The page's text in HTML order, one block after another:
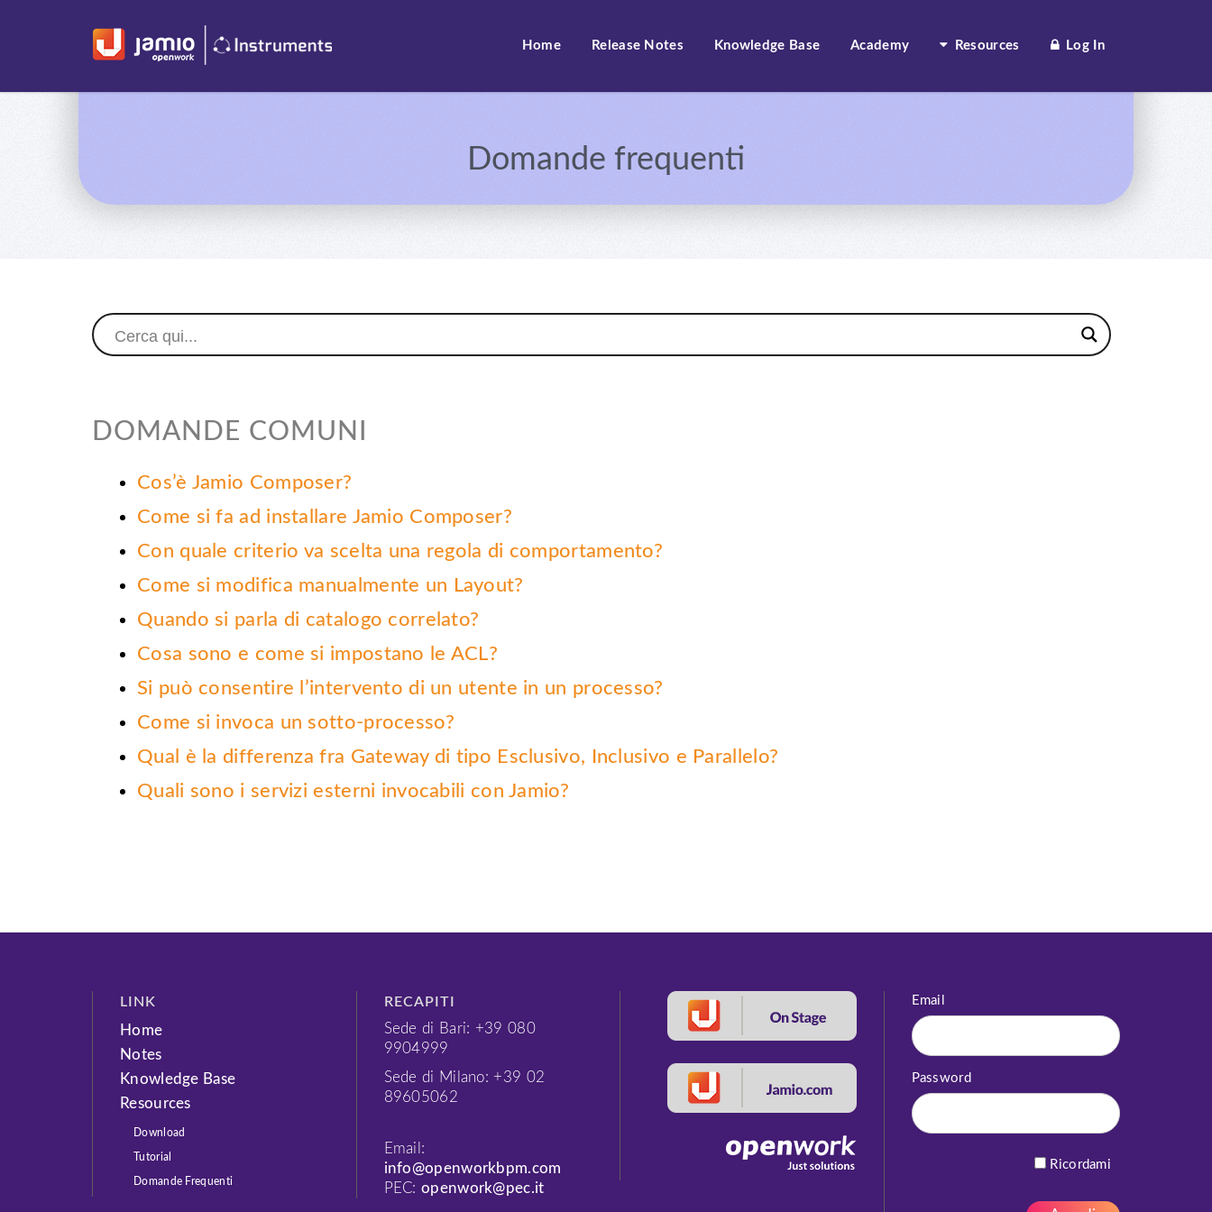
Home Release Notes Knowledge Base Academy Resources Log In
Domande frequenti
DOMANDE COMUNI
Cos’è Jamio Composer?
Come si fa ad installare Jamio Composer?
Con quale criterio va scelta una regola di comportamento?
Come si modifica manualmente un Layout?
Quando si parla di catalogo correlato?
Cosa sono e come si impostano le ACL?
Si può consentire l’intervento di un utente in un processo?
Come si invoca un sotto-processo?
Qual è la differenza fra Gateway di tipo Esclusivo, Inclusivo e Parallelo?
Quali sono i servizi esterni invocabili con Jamio?
LINK
Home
Notes
Knowledge Base
Resources
Download
Tutorial
Domande Frequenti
RECAPITI
Sede di Bari: +39 080
9904999
Sede di Milano: +39 02
89605062
Email:
info@openworkbpm.com
PEC: openwork@pec.it
Email
Password
Ricordami